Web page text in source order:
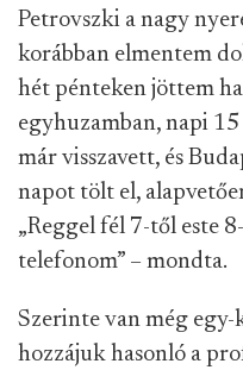
Petrovszki a nagy
korábban elmentem
hét pénteken jöttem
egyhuzamban, napi
már visszavett, és
napot tölt el,
„Reggel fél 7-től este
telefonom” – mondta.
Szerinte van még
hozzájuk hasonló a